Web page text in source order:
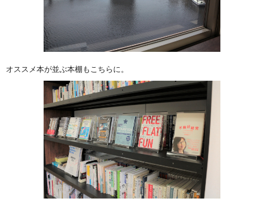
オススメ本が並ぶ本棚もこちらに。